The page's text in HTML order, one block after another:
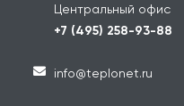
Центральный офис
+7 (495) 258-93-88
info@teplonet.ru